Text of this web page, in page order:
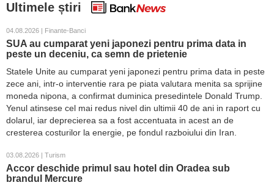
Ultimele știri
04.08.2026 | Finante-Banci
SUA au cumparat yeni japonezi pentru prima data in
peste un deceniu, ca semn de prietenie
Statele Unite au cumparat yeni japonezi pentru prima data in peste
zece ani, intr-o interventie rara pe piata valutara menita sa sprijine
moneda nipona, a confirmat duminica presedintele Donald Trump.
Yenul atinsese cel mai redus nivel din ultimii 40 de ani in raport cu
dolarul, iar deprecierea sa a fost accentuata in acest an de
cresterea costurilor la energie, pe fondul razboiului din Iran.
03.08.2026 | Turism
Accor deschide primul sau hotel din Oradea sub
brandul Mercure